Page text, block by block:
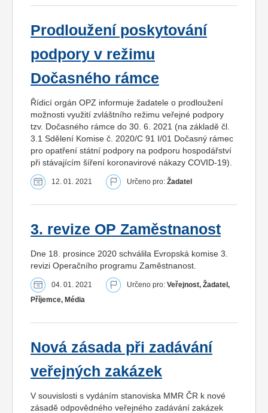
Prodloužení poskytování
podpory v režimu
Dočasného rámce
Řídicí orgán OPZ informuje žadatele o prodloužení
možnosti využití zvláštního režimu veřejné podpory
tzv. Dočasného rámce do 30. 6. 2021 (na základě čl.
3.1 Sdělení Komise č. 2020/C 91 I/01 Dočasný rámec
pro opatření státní podpory na podporu hospodářství
při stávajícím šíření koronavirové nákazy COVID-19).
12. 01. 2021 Určeno pro: Žadatel
3. revize OP Zaměstnanost
Dne 18. prosince 2020 schválila Evropská komise 3.
revizi Operačního programu Zaměstnanost.
04. 01. 2021 Určeno pro: Veřejnost, Žadatel,
Příjemce, Média
Nová zásada při zadávání
veřejných zakázek
V souvislosti s vydáním stanoviska MMR ČR k nové
zásadě odpovědného veřejného zadávání zakázek